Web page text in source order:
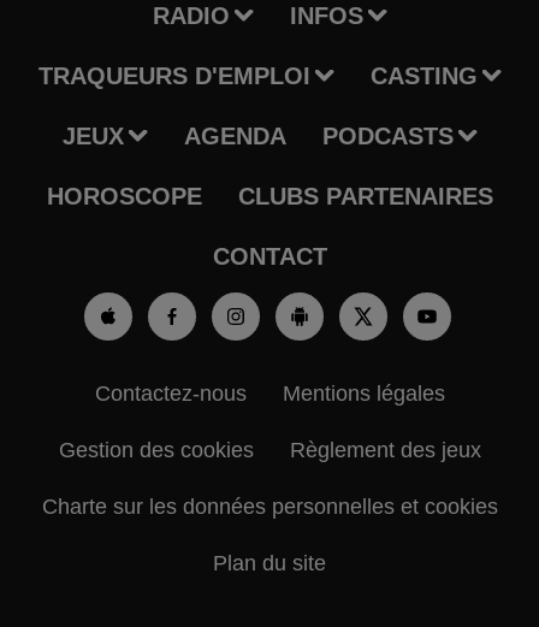
RADIO INFOS
TRAQUEURS D'EMPLOI CASTING
JEUX AGENDA PODCASTS
HOROSCOPE CLUBS PARTENAIRES
CONTACT
Contactez-nous Mentions légales
Gestion des cookies Règlement des jeux
Charte sur les données personnelles et cookies
Plan du site